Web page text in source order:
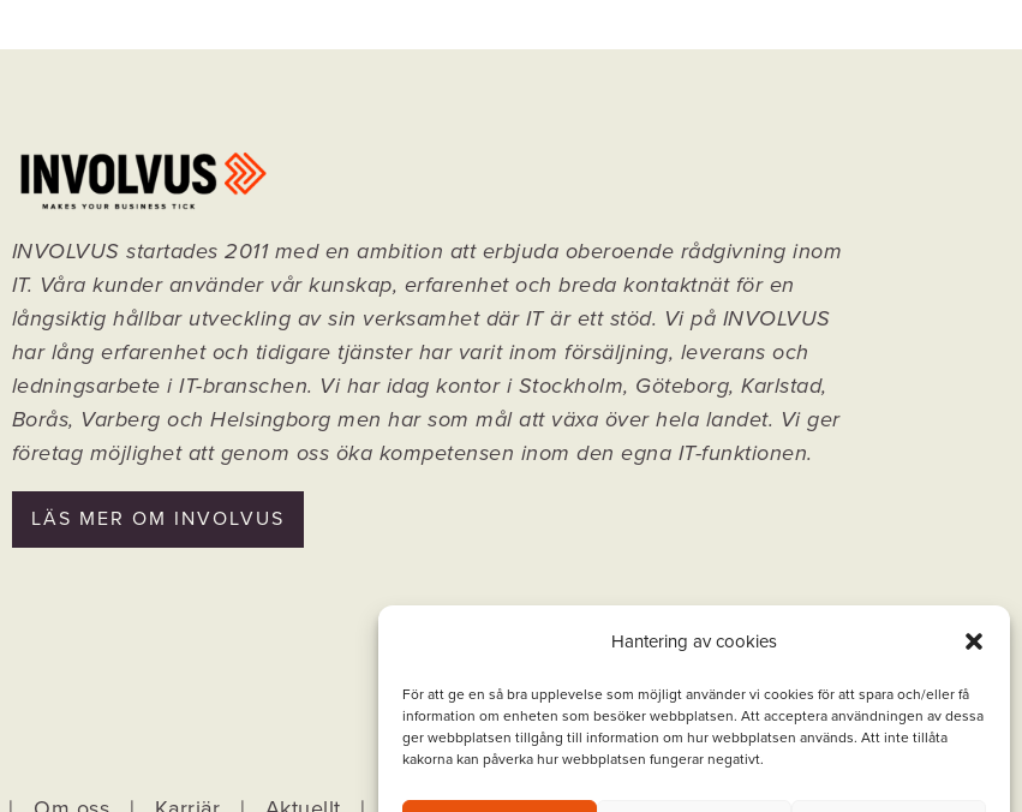
Hantering av cookies
För att ge en så bra upplevelse som möjligt använder vi cookies för att spara och/eller få
information om enheten som besöker webbplatsen. Att acceptera användningen av dessa
ger webbplatsen tillgång till information om hur webbplatsen används. Att inte tillåta
kakorna kan påverka hur webbplatsen fungerar negativt.
INVOLVUS startades 2011 med en ambition att erbjuda oberoende rådgivning inom
IT. Våra kunder använder vår kunskap, erfarenhet och breda kontaktnät för en
långsiktig hållbar utveckling av sin verksamhet där IT är ett stöd. Vi på INVOLVUS
har lång erfarenhet och tidigare tjänster har varit inom försäljning, leverans och
ledningsarbete i IT-branschen. Vi har idag kontor i Stockholm, Göteborg, Karlstad,
Borås, Varberg och Helsingborg men har som mål att växa över hela landet. Vi ger
företag möjlighet att genom oss öka kompetensen inom den egna IT-funktionen.
LÄS MER OM INVOLVUS